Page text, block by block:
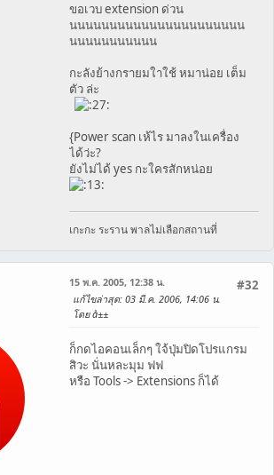
ขอเวบ extension ด่วน
นนนนนนนนนนนนนนนนนนนนนน
นนนนนนนนนนน
กะลังย้างกรายมใาใช้ หมาน่อย เต็ม
ตัว ล่ะ
{Power scan เห้ไร มาลงในเครื่อง
ได้ว่ะ?
ยังไม่ได้ yes กะใครสักหน่อย
เกะกะ ระราน พาลไม่เลือกสถานที่
#32
15 พ.ค. 2005, 12:38 น.
แก้ไขล่าสุด: 03 มี.ค. 2006, 14:06 น.
โดย å±±
ก็กดไอคอนเล็กๆ ใจ้ปุ่มปิดโปรแกรม
สิวะ นั่นหละมุม ฟฟ
หรือ Tools -> Extensions ก็ได้